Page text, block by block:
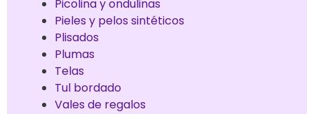
Picolina y ondulinas
Pieles y pelos sintéticos
Plisados
Plumas
Telas
Tul bordado
Vales de regalos